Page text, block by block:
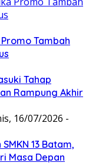
Tambah
Tahap
Rampung Akhir
16/07/2026 -
13 Batam,
Masa Depan